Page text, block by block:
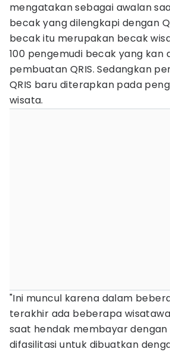
mengatakan sebagai awalan
becak yang dilengkapi dengan
becak itu merupakan becak
100 pengemudi becak yang kan
pembuatan QRIS. Sedangkan
QRIS baru diterapkan pada
wisata.
"Ini muncul karena dalam
terakhir ada beberapa
saat hendak membayar dengan
difasilitasi untuk dibuatkan